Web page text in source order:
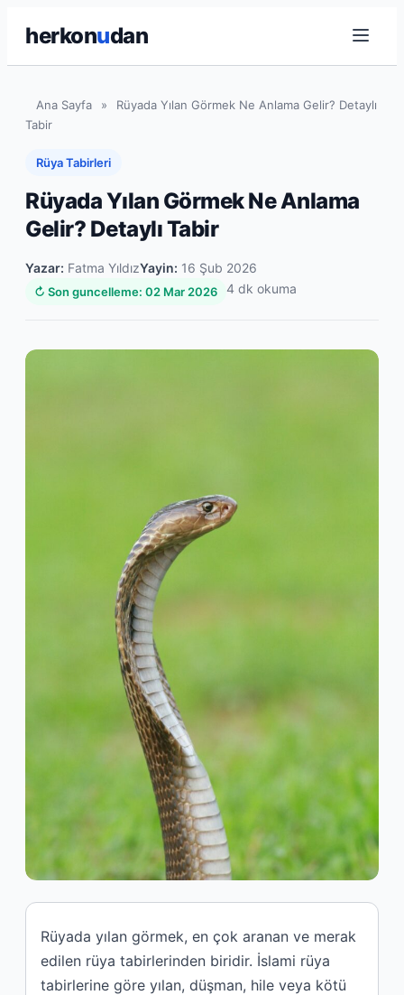
herkonudan
Ana Sayfa »
Rüyada Yılan Görmek Ne Anlama Gelir? Detaylı
Tabir
Rüya Tabirleri
Rüyada Yılan Görmek Ne Anlama
Gelir? Detaylı Tabir
Yazar: Fatma YıldızYayin: 16 Şub 2026
↻ Son guncelleme: 02 Mar 2026 4 dk okuma
Rüyada yılan görmek, en çok aranan ve merak
edilen rüya tabirlerinden biridir. İslami rüya
tabirlerine göre yılan, düşman, hile veya kötü